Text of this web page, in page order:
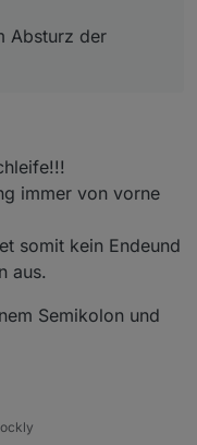
Absturz der
immer von vorne
somit kein Endeund
aus.
Semikolon und